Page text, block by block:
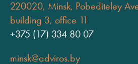
220020, Minsk, Pobediteley
building 3, office 11
+375 (17) 334 80 07
minsk@adviros.by